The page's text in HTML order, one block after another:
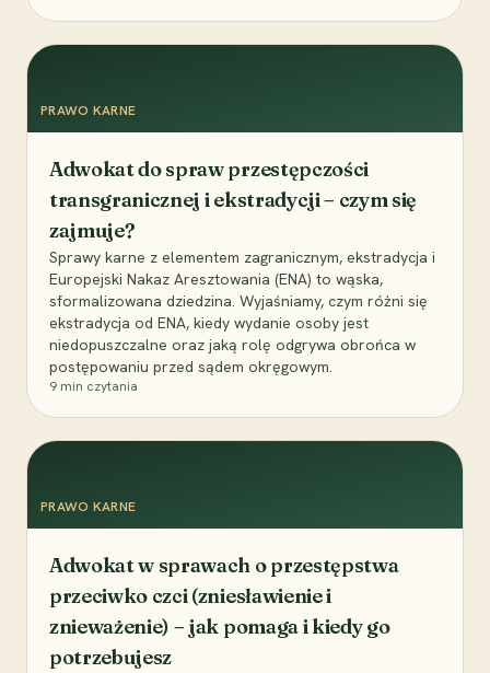
PRAWO KARNE
Adwokat do spraw przestępczości
transgranicznej i ekstradycji – czym się
zajmuje?
Sprawy karne z elementem zagranicznym, ekstradycja i
Europejski Nakaz Aresztowania (ENA) to wąska,
sformalizowana dziedzina. Wyjaśniamy, czym różni się
ekstradycja od ENA, kiedy wydanie osoby jest
niedopuszczalne oraz jaką rolę odgrywa obrońca w
postępowaniu przed sądem okręgowym.
9 min czytania
PRAWO KARNE
Adwokat w sprawach o przestępstwa
przeciwko czci (zniesławienie i
znieważenie) – jak pomaga i kiedy go
potrzebujesz